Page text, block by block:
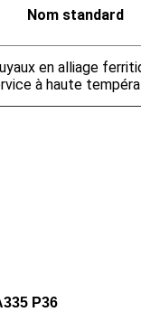
Nom standard
en alliage
à haute
P36